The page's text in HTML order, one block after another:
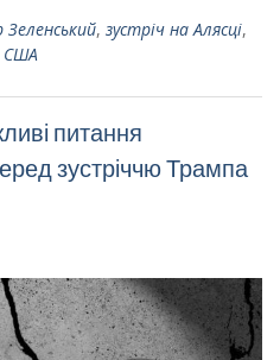
, зустріч на Алясці,
США
питання
зустріччю Трампа